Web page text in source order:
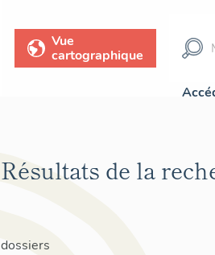
Vue
cartographique
Résultats de la
dossiers